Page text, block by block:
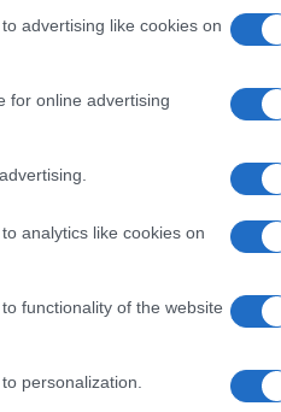
advertising like cookies on
for online advertising
analytics like cookies on
functionality of the website
personalization.
totale attivo di
unisce la vasta
& Investment